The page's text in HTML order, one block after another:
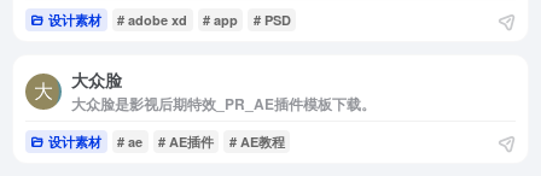
设计素材 # adobe xd # app # PSD
大众脸
大众脸是影视后期特效_PR_AE插件模板下载。
设计素材 # ae # AE插件 # AE教程